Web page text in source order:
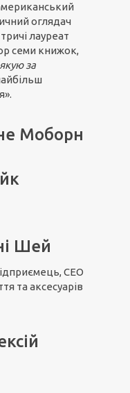
оглядач
лауреат
семи книжок,
за
Моборн
Шей
CEO
та аксесуарів